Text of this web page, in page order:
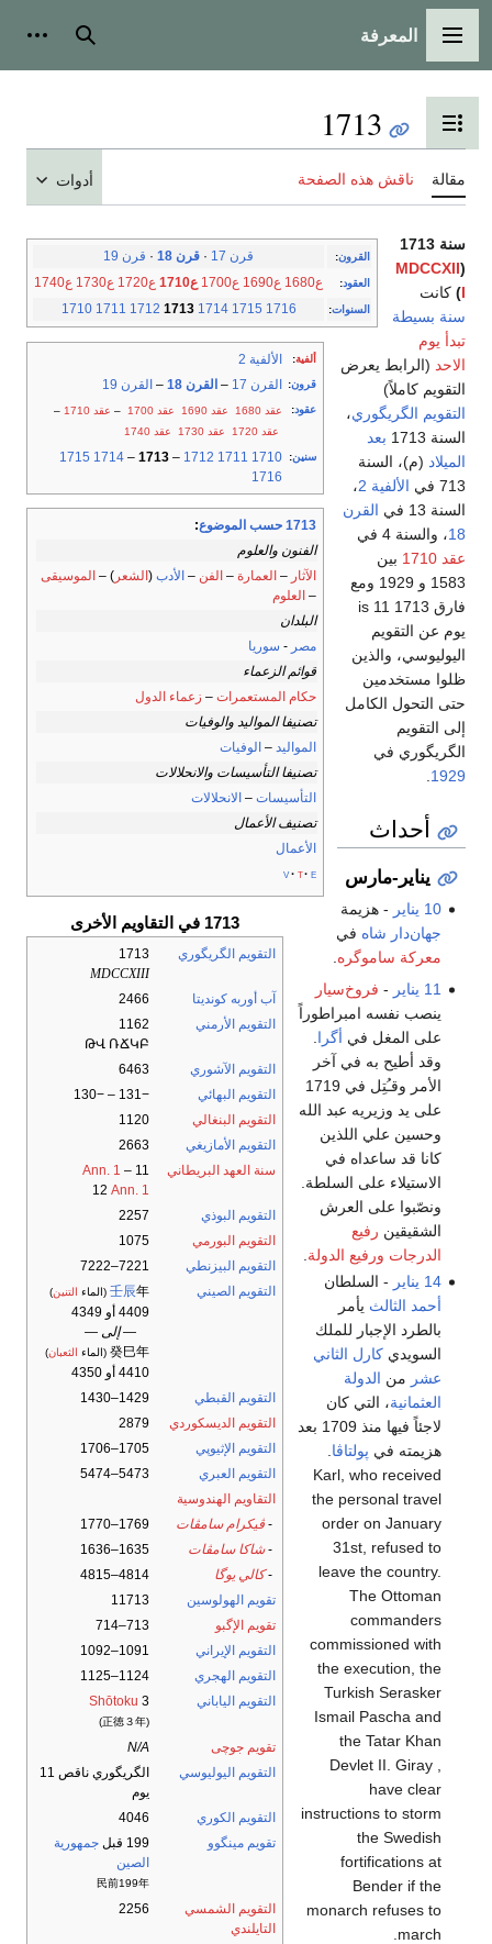
القائمة الرئيسية
المعرفة بحث
تبديل عرض جدول المحتويات
1713
مقالة ناقش هذه الصفحة أدوات
القرون: قرن 17 · قرن 18 · قرن 19
العقود: ع1680 ع1690 ع1700 ع1710 ع1720 ع1730 ع1740
السنوات:
1710 1711 1712 1713 1714 1715 1716
ألفية: الألفية 2
قرون: القرن 17 – القرن 18 – القرن 19
عقود: عقد 1680 عقد 1690 عقد 1700 – عقد 1710
–
عقد 1720
عقد 1730 عقد 1740
سنين:
1710
1711
1712
–
1713
–
1714
1715
1716
1713 حسب الموضوع
:
الفنون والعلوم
الآثار – العمارة – الفن – الأدب (الشعر ) – الموسيقى
– العلوم
البلدان
مصر - سوريا
قوائم الزعماء
حكام المستعمرات – زعماء الدول
تصنيفا المواليد والوفيات
المواليد – الوفيات
تصنيفا التأسيسات والانحلالات
التأسيسات – الانحلالات
تصنيف الأعمال
الأعمال
v t e
1713 في التقاويم الأخرى
التقويم الگريگوري
1713
MDCCXIII
آب أوربه كونديتا
2466
التقويم الأرمني
1162
ԹՎ ՌՃԿԲ
التقويم الآشوري
6463
التقويم البهائي
−131 – −130
التقويم البنغالي
1120
التقويم الأمازيغي
2663
سنة العهد البريطاني
11
Ann. 1 –
12 Ann. 1
التقويم البوذي
2257
التقويم البورمي
1075
التقويم البيزنطي
7221–7222
التقويم الصيني
壬辰年 (الماء التنين)
4409 أو 4349
— إلى —
癸巳年 (الماء الثعبان)
4410 أو 4350
التقويم القبطي
1429–1430
التقويم الديسكوردي
2879
التقويم الإثيوپي
1705–1706
التقويم العبري
5473–5474
التقاويم الهندوسية
- ڤيكرام سامڤات
1769–1770
-شاكا سامڤات
1635–1636
-كالي يوگا
4814–4815
تقويم الهولوسين
11713
تقويم الإگبو
713–714
التقويم الإيراني
1091–1092
التقويم الهجري
1124–1125
التقويم الياباني
Shōtoku 3
(正徳３年)
تقويم جوچى
N/A
التقويم اليوليوسي
الگريگوري ناقص 11
يوم
التقويم الكوري
4046
تقويم مينگوو
199 قبل
جمهورية
الصين
民前199年
التقويم الشمسي
التايلندي
2256
سنة 1713
(
MDCCXII
I
) كانت
سنة بسيطة
تبدأ يوم
الاحد (الرابط يعرض
التقويم كاملاً)
التقويم الگريگوري،
السنة 1713
بعد
الميلاد (م)، السنة
713 في
الألفية 2
،
السنة 13 في
القرن
18، والسنة 4 في
عقد 1710
بين
1583 و 1929 ومع
فارق 1713 is 11
يوم عن التقويم
اليوليوسي، والذين
ظلوا مستخدمين
حتى التحول الكامل
إلى التقويم
الگريگوري في
1929
أحداث
يناير-مارس
10 يناير
- هزيمة
جهان‌دار شاه في
معركة ساموگره
11 يناير - فروخ‌سيار
ينصب نفسه امبراطوراً
على المغل في أگرا
وقد أطيح به في آخر
الأمر وقـُتِل في 1719
على يد وزيريه عبد الله
وحسين علي اللذين
كانا قد ساعداه في
الاستيلاء على السلطة.
ونصّبوا على العرش
الشقيقين رفيع
الدرجات ورفيع الدولة
14 يناير
- السلطان
أحمد الثالث يأمر
بالطرد الإجبار للملك
السويديكارل الثاني
عشر من الدولة
العثمانية، التي كان
لاجئاً فيها منذ 1709 بعد
هزيمته في پولتاڤا
Karl, who received
the personal travel
order on January
31st, refused to
leave the country.
The Ottoman
commanders
commissioned with
the execution, the
Turkish Serasker
Ismail Pascha and
the Tatar Khan
Devlet II. Giray ,
have clear
instructions to storm
the Swedish
fortifications at
Bender if the
monarch refuses to
march.